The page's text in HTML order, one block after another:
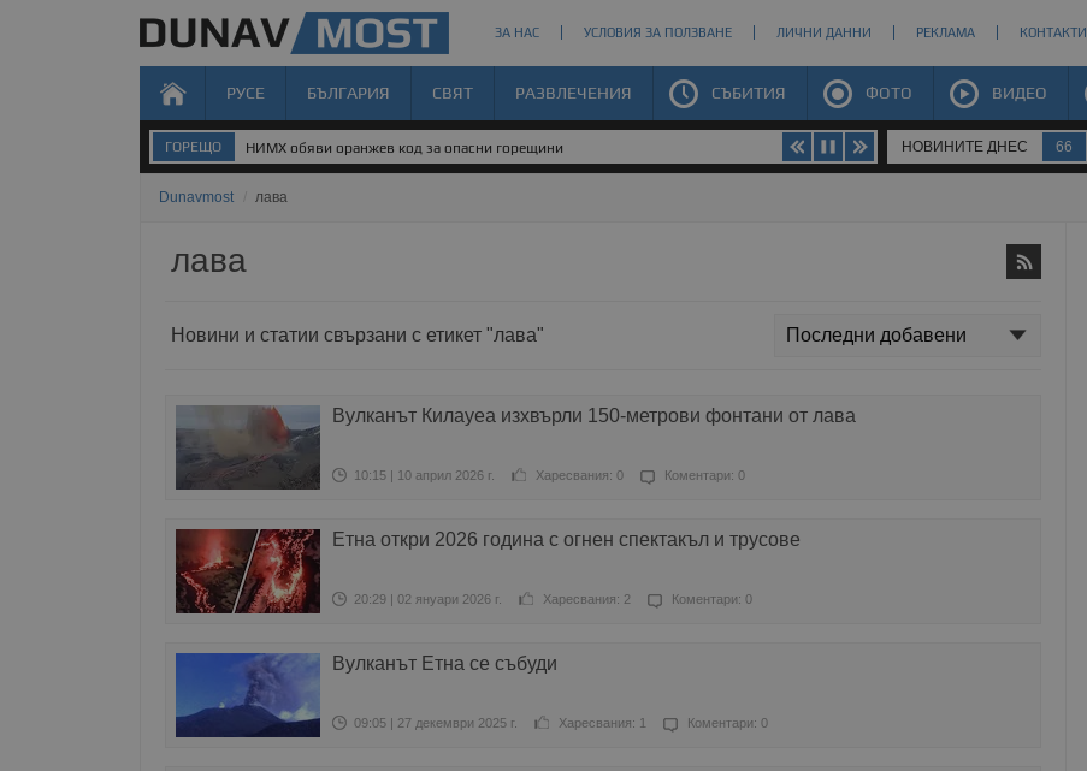
ЗА НАС УСЛОВИЯ ЗА ПОЛЗВАНЕ ЛИЧНИ ДАННИ РЕКЛАМА КОНТАКТИ
РУСЕ БЪЛГАРИЯ СВЯТ РАЗВЛЕЧЕНИЯ СЪБИТИЯ ФОТО ВИДЕО
ГОРЕЩО НИМХ обяви оранжев код за опасни горещини НОВИНИТЕ ДНЕС 66
Dunavmost лава
лава
Новини и статии свързани с етикет "лава"
Вулканът Килауеа изхвърли 150-метрови фонтани от лава
10:15 | 10 април 2026 г. Харесвания: 0 Коментари: 0
Етна откри 2026 година с огнен спектакъл и трусове
20:29 | 02 януари 2026 г. Харесвания: 2 Коментари: 0
Вулканът Етна се събуди
09:05 | 27 декември 2025 г. Харесвания: 1 Коментари: 0